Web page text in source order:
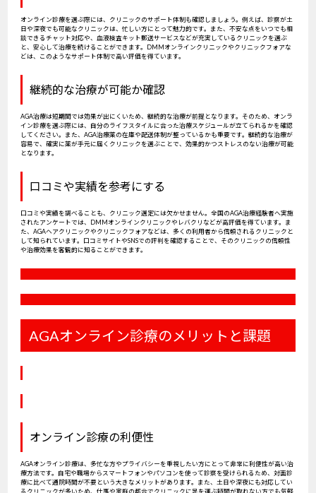
オンライン診療を選ぶ際には、クリニックのサポート体制も確認しましょう。例えば、診察が土
日や深夜でも可能なクリニックは、忙しい方にとって魅力的です。また、不安な点をいつでも相
談できるチャット対応や、血液検査キット郵送サービスなどが充実しているクリニックを選ぶ
と、安心して治療を続けることができます。DMMオンラインクリニックやクリニックフォアな
どは、このようなサポート体制で高い評価を得ています。
継続的な治療が可能か確認
AGA治療は短期間では効果が出にくいため、継続的な治療が前提となります。そのため、オンラ
イン診療を選ぶ際には、自分のライフスタイルに合った治療スケジュールが立てられるかを確認
してください。また、AGA治療薬の在庫や配送体制が整っているかも重要です。継続的な治療が
容易で、確実に薬が手元に届くクリニックを選ぶことで、効果的かつストレスのない治療が可能
となります。
口コミや実績を参考にする
口コミや実績を調べることも、クリニック選定には欠かせません。全国のAGA治療経験者へ実施
されたアンケートでは、DMMオンラインクリニックやレバクリなどが高評価を得ています。ま
た、AGAヘアクリニックやクリニックフォアなどは、多くの利用者から信頼されるクリニックと
して知られています。口コミサイトやSNSでの評判を確認することで、そのクリニックの信頼性
や治療効果を客観的に知ることができます。
AGAオンライン診療のメリットと課題
オンライン診療の利便性
AGAオンライン診療は、多忙な方やプライバシーを重視したい方にとって非常に利便性が高い治
療方法です。自宅や職場からスマートフォンやパソコンを使って診察を受けられるため、対面診
療に比べて通院時間が不要という大きなメリットがあります。また、土日や深夜にも対応してい
るクリニックが多いため、仕事や家庭の都合でクリニックに足を運ぶ時間が取れない方でも気軽